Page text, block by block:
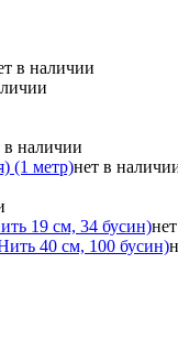
в наличии
в наличии
(1 метр)нет в
19 см, 34 бусин)
40 см, 100 бусин)